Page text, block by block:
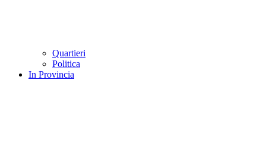
Quartieri
Politica
In Provincia